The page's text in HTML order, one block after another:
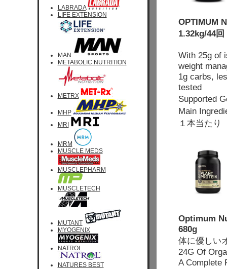
LABRADA
LIFE EXTENSION
MAN
METABOLIC NUTRITION
METRX
MHP
MRI
MRM
MUSCLE MEDS
MUSCLEPHARM
MUSCLETECH
MUTANT
MYOGENIX
NATROL
NATURES BEST
OPTIMUM
1.32kg/44回
With 25g of
weight
1g carbs,
tested
Supported
Main
１本当た
Optimum
680g
体に優しい
24G Of
A Complete